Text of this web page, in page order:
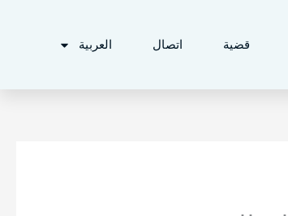
قضية اتصال العربية